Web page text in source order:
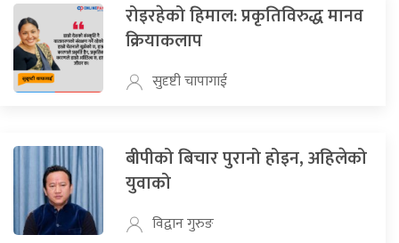
रोइरहेको हिमाल: प्रकृतिविरुद्ध मानव
क्रियाकलाप
सुदृष्टी चापागाई
बीपीको बिचार पुरानो होइन, अहिलेको
युवाको
विद्वान गुरुङ